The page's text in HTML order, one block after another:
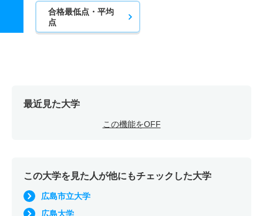
合格最低点・平均
点
最近見た大学
この機能をOFF
この大学を見た人が他にもチェックした大学
広島市立大学
広島大学